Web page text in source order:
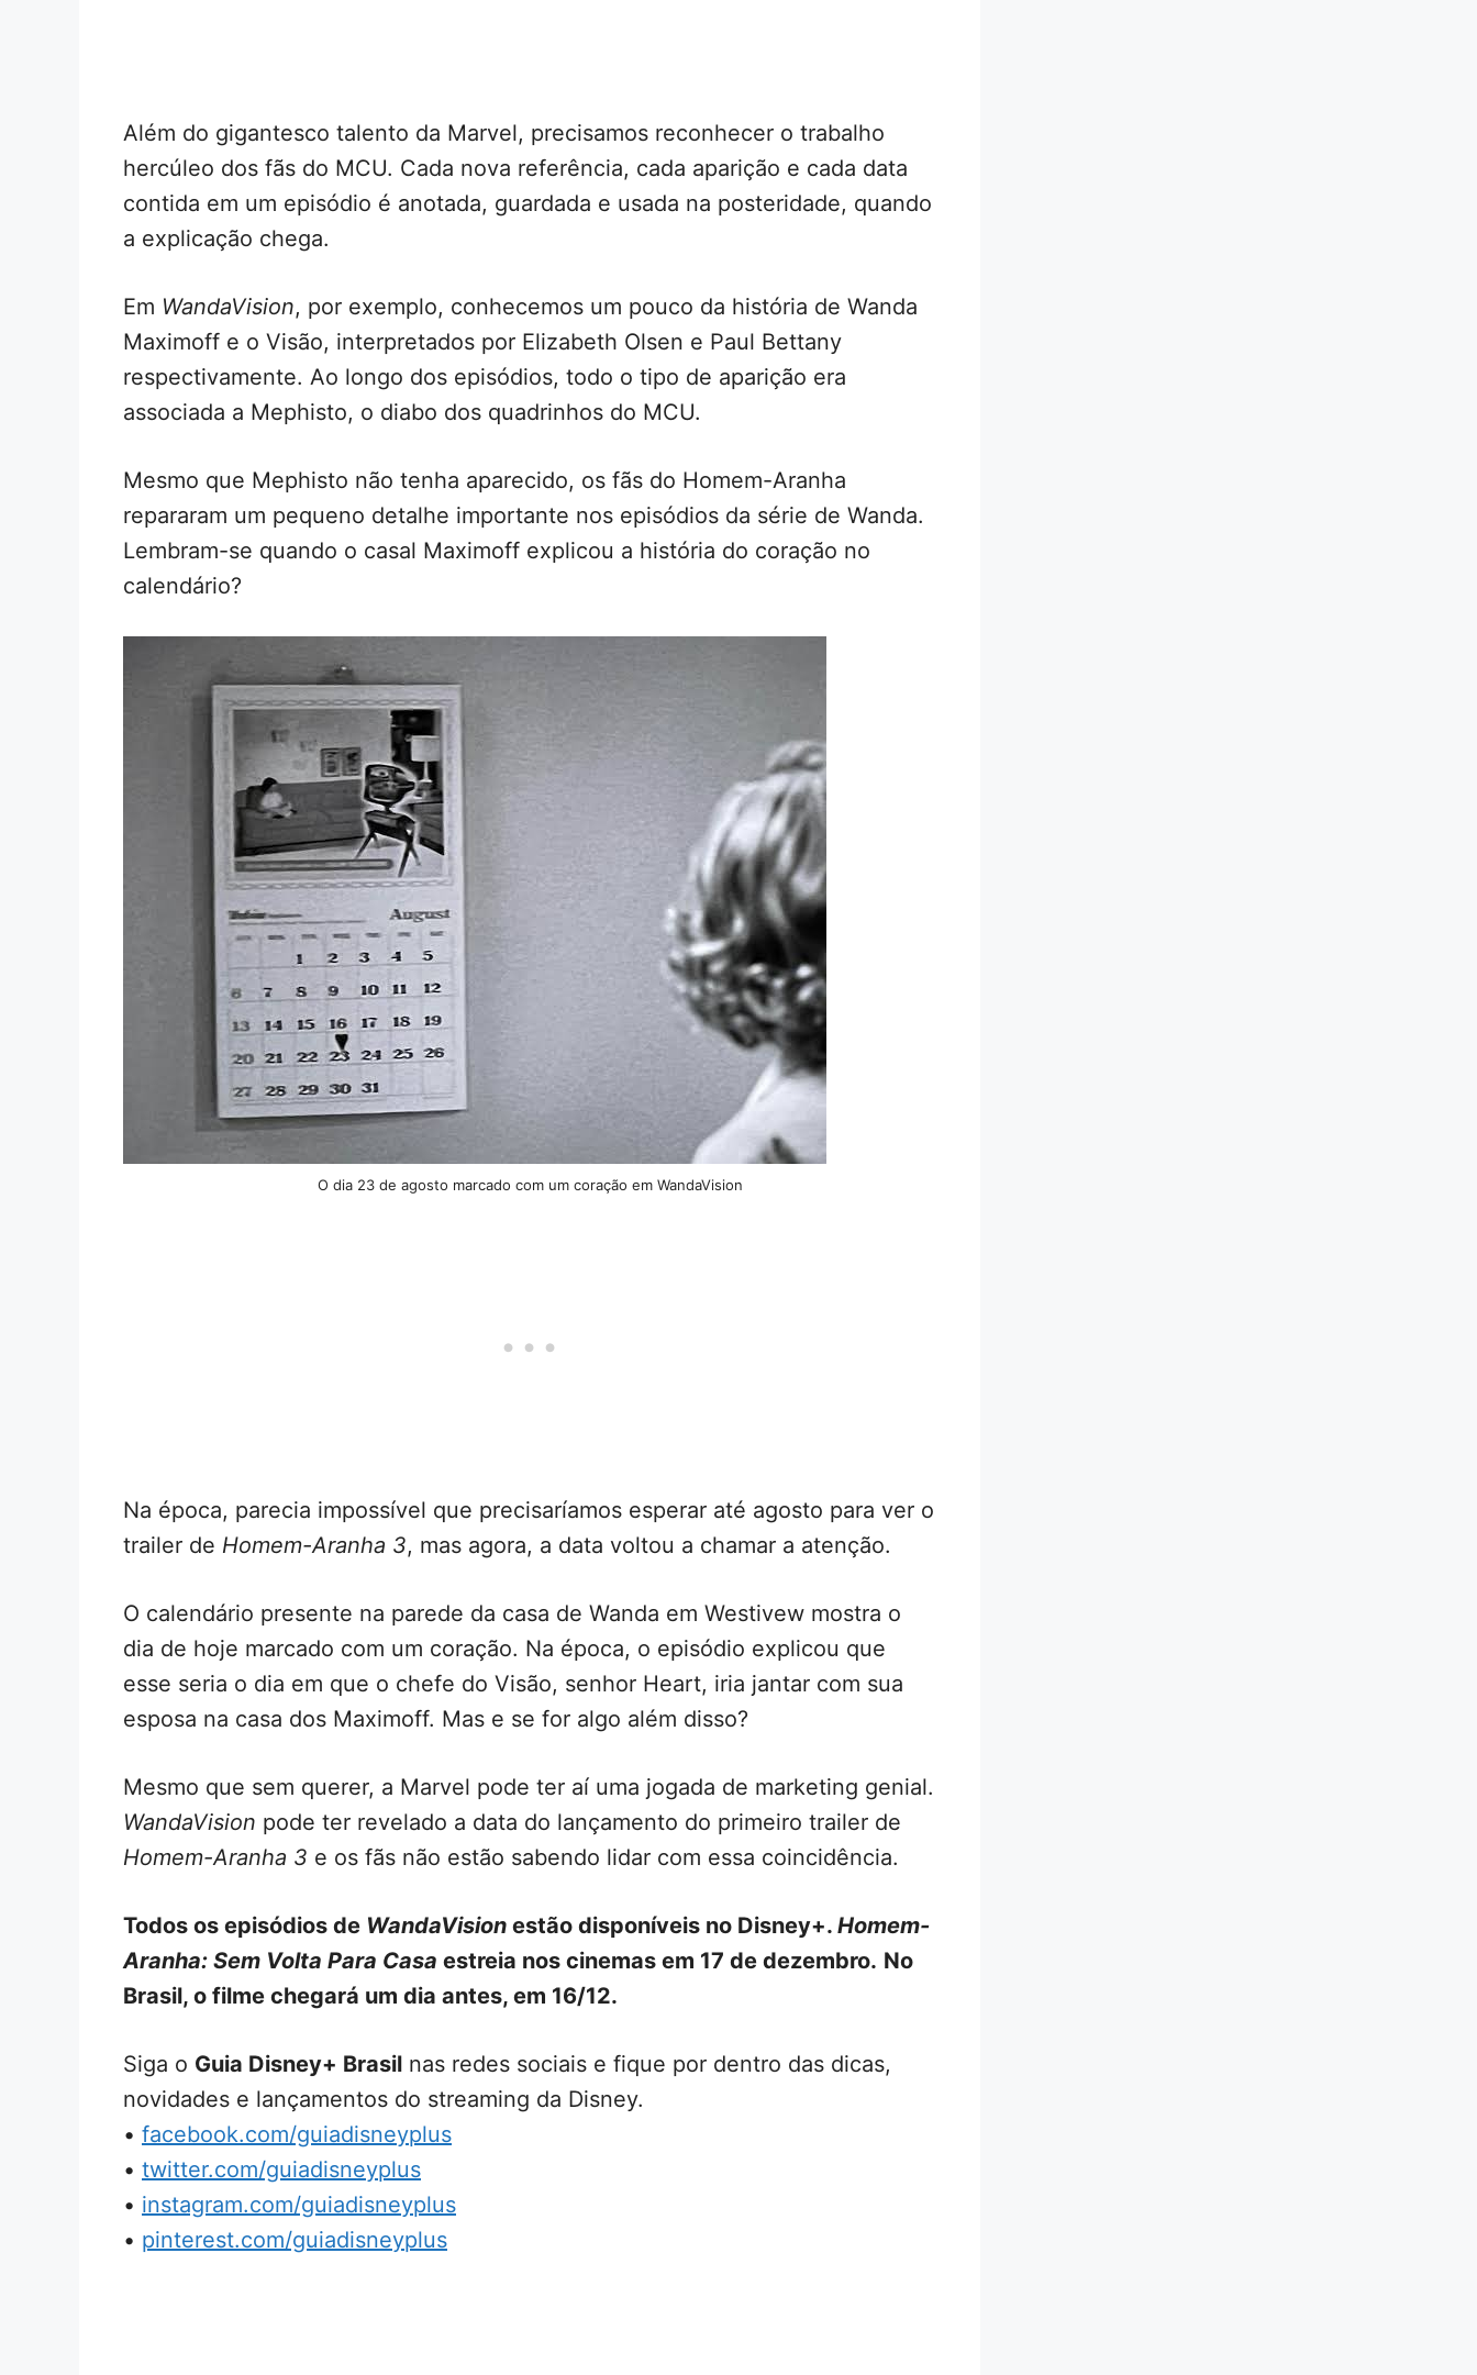
Além do gigantesco talento da Marvel, precisamos reconhecer o trabalho
hercúleo dos fãs do MCU. Cada nova referência, cada aparição e cada data
contida em um episódio é anotada, guardada e usada na posteridade, quando
a explicação chega.
Em WandaVision, por exemplo, conhecemos um pouco da história de Wanda
Maximoff e o Visão, interpretados por Elizabeth Olsen e Paul Bettany
respectivamente. Ao longo dos episódios, todo o tipo de aparição era
associada a Mephisto, o diabo dos quadrinhos do MCU.
Mesmo que Mephisto não tenha aparecido, os fãs do Homem-Aranha
repararam um pequeno detalhe importante nos episódios da série de Wanda.
Lembram-se quando o casal Maximoff explicou a história do coração no
calendário?
O dia 23 de agosto marcado com um coração em WandaVision
Na época, parecia impossível que precisaríamos esperar até agosto para ver o
trailer de Homem-Aranha 3, mas agora, a data voltou a chamar a atenção.
O calendário presente na parede da casa de Wanda em Westivew mostra o
dia de hoje marcado com um coração. Na época, o episódio explicou que
esse seria o dia em que o chefe do Visão, senhor Heart, iria jantar com sua
esposa na casa dos Maximoff. Mas e se for algo além disso?
Mesmo que sem querer, a Marvel pode ter aí uma jogada de marketing genial.
WandaVision pode ter revelado a data do lançamento do primeiro trailer de
Homem-Aranha 3 e os fãs não estão sabendo lidar com essa coincidência.
Todos os episódios de WandaVision estão disponíveis no Disney+. Homem-
Aranha: Sem Volta Para Casa estreia nos cinemas em 17 de dezembro. No
Brasil, o filme chegará um dia antes, em 16/12.
Siga o Guia Disney+ Brasil nas redes sociais e fique por dentro das dicas,
novidades e lançamentos do streaming da Disney.
• facebook.com/guiadisneyplus
• twitter.com/guiadisneyplus
• instagram.com/guiadisneyplus
• pinterest.com/guiadisneyplus